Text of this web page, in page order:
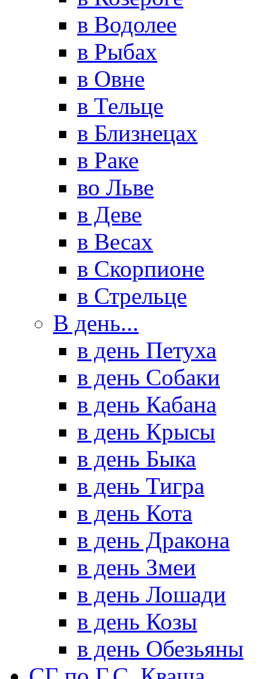
в Водолее
в Рыбах
в Овне
в Тельце
в Близнецах
в Раке
во Льве
в Деве
в Весах
в Скорпионе
в Стрельце
В день...
в день Петуха
в день Собаки
в день Кабана
в день Крысы
в день Быка
в день Тигра
в день Кота
в день Дракона
в день Змеи
в день Лошади
в день Козы
в день Обезьяны